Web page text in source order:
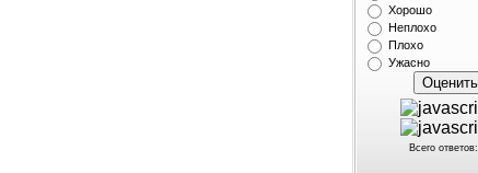
Хорошо
Неплохо
Плохо
Ужасно
Всего ответов: